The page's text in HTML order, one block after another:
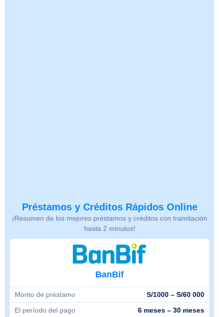
Préstamos y Créditos Rápidos Online
¡Resumen de los mejores préstamos y créditos con tramitación
hasta 2 minutos!
BanBif
Monto de préstamo
S/1000 – S/60 000
El período del pago
6 meses – 30 meses